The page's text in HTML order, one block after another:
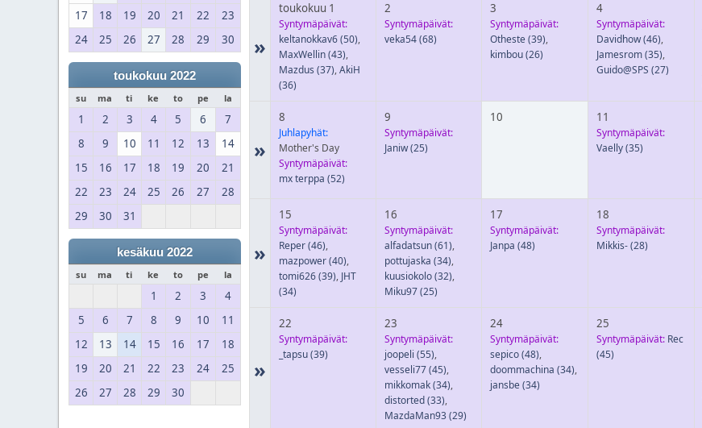
17
18 19 20 21 22
23
24
25 26 27 28 29 30
toukokuu 2022
su ma ti ke to pe la
1 2 3 4 5 6
7
8
9 10 11 12 13
14
15
16 17 18 19 20
21
22
23 24 25 26 27
28
29
30 31
kesäkuu 2022
su ma ti ke to pe la
1 2 3
4
5
6 7 8 9 10
11
12
13 14 15 16 17
18
19
20 21 22 23 24
25
26
27 28 29 30
»
toukokuu 1
Syntymäpäivät:
keltanokkav6(50),
MaxWellin(43),
Mazdus (37),AkiH
(36)
2
Syntymäpäivät:
veka54(68)
3
Syntymäpäivät:
Otheste(39),
kimbou(26)
4
Syntymäpäivät:
Davidhow(46),
Jamesrom(35),
Guido@SPS (27)
»
8
Juhlapyhät:
Mother's Day
Syntymäpäivät:
mx terppa (52)
9
Syntymäpäivät:
Janiw(25)
10 11
Syntymäpäivät:
Vaelly(35)
»
15
Syntymäpäivät:
Reper(46),
mazpower(40),
tomi626(39), JHT
(34)
16
Syntymäpäivät:
alfadatsun(61),
pottujaska (34),
kuusiokolo(32),
Miku97(25)
17
Syntymäpäivät:
Janpa (48)
18
Syntymäpäivät:
Mikkis-(28)
»
22
Syntymäpäivät:
_tapsu(39)
23
Syntymäpäivät:
joopeli (55),
vesseli77(45),
mikkomak(34),
distorted(33),
MazdaMan93(29)
24
Syntymäpäivät:
sepico(48),
doommachina (34),
jansbe(34)
25
Syntymäpäivät: Rec
(45)